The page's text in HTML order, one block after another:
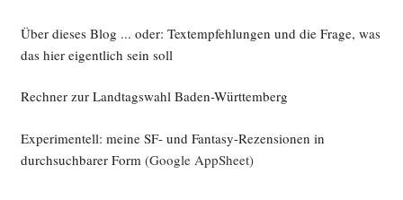
Über dieses Blog ... oder: Textempfehlungen und die Frage, was
das hier eigentlich sein soll
Rechner zur Landtagswahl Baden-Württemberg
Experimentell: meine SF- und Fantasy-Rezensionen in
durchsuchbarer Form (Google AppSheet)